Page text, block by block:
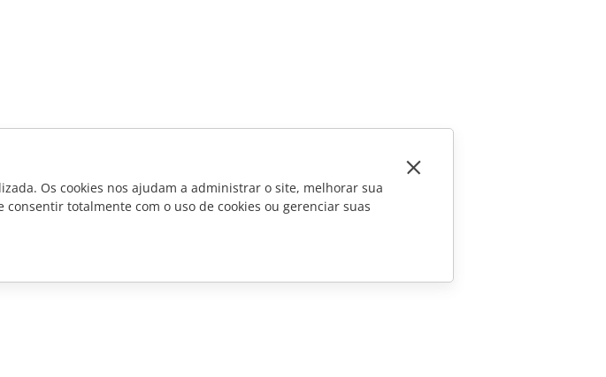
Os cookies nos ajudam a administrar o site, melhorar sua
totalmente com o uso de cookies ou gerenciar suas